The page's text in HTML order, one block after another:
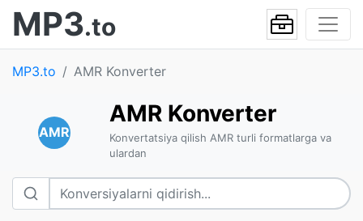
MP3.to
MP3.to AMR Konverter
AMR
AMR Konverter
Konvertatsiya qilish AMR turli formatlarga va
ulardan